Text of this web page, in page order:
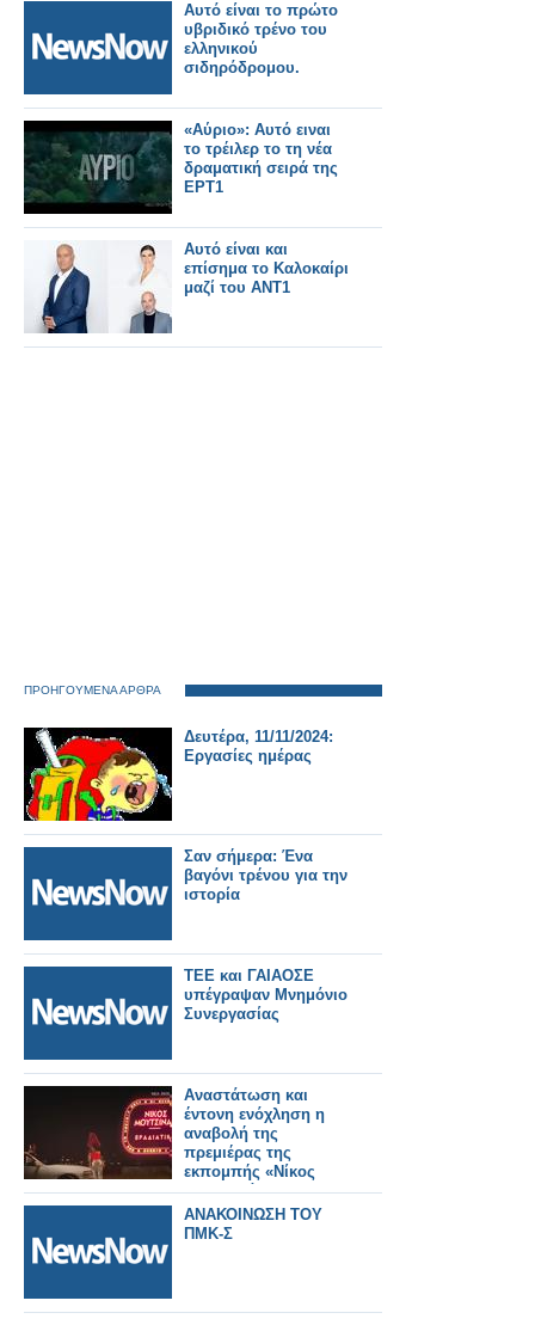
Αυτό είναι το πρώτο
υβριδικό τρένο του
ελληνικού
σιδηρόδρομου.
«Αύριο»: Αυτό ειναι
το τρέιλερ το τη νέα
δραματική σειρά της
ΕΡΤ1
Αυτό είναι και
επίσημα το Καλοκαίρι
μαζί του ΑΝΤ1
ΠΡΟΗΓΟΥΜΕΝΑ ΑΡΘΡΑ
Δευτέρα, 11/11/2024:
Εργασίες ημέρας
Σαν σήμερα: Ένα
βαγόνι τρένου για την
ιστορία
ΤΕΕ και ΓΑΙΑΟΣΕ
υπέγραψαν Μνημόνιο
Συνεργασίας
Αναστάτωση και
έντονη ενόχληση η
αναβολή της
πρεμιέρας της
εκπομπής «Νίκος
Μουτσινάς
βραδιάτικα»
ΑΝΑΚΟΙΝΩΣΗ ΤΟΥ
ΠΜΚ-Σ